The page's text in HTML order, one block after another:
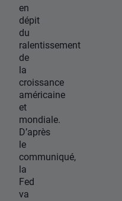
en
dépit
du
ralentissement
de
la
croissance
américaine
et
mondiale.
D’après
le
communiqué,
la
Fed
va